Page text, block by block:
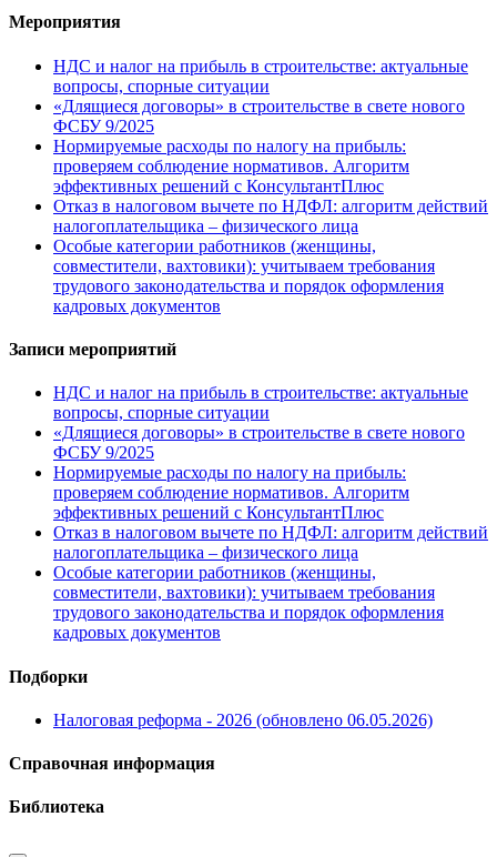
Мероприятия
НДС и налог на прибыль в строительстве: актуальные
вопросы, спорные ситуации
«Длящиеся договоры» в строительстве в свете нового
ФСБУ 9/2025
Нормируемые расходы по налогу на прибыль:
проверяем соблюдение нормативов. Алгоритм
эффективных решений с КонсультантПлюс
Отказ в налоговом вычете по НДФЛ: алгоритм действий
налогоплательщика – физического лица
Особые категории работников (женщины,
совместители, вахтовики): учитываем требования
трудового законодательства и порядок оформления
кадровых документов
Записи мероприятий
НДС и налог на прибыль в строительстве: актуальные
вопросы, спорные ситуации
«Длящиеся договоры» в строительстве в свете нового
ФСБУ 9/2025
Нормируемые расходы по налогу на прибыль:
проверяем соблюдение нормативов. Алгоритм
эффективных решений с КонсультантПлюс
Отказ в налоговом вычете по НДФЛ: алгоритм действий
налогоплательщика – физического лица
Особые категории работников (женщины,
совместители, вахтовики): учитываем требования
трудового законодательства и порядок оформления
кадровых документов
Подборки
Налоговая реформа - 2026 (обновлено 06.05.2026)
Справочная информация
Библиотека